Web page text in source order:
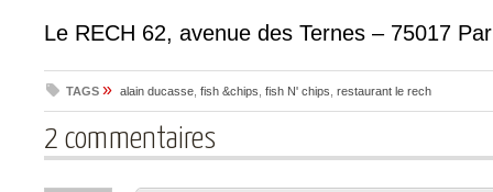
Le RECH 62, avenue des Ternes – 75017
TAGS » alain ducasse, fish &chips, fish N' chips, restaurant le rech
2 commentaires